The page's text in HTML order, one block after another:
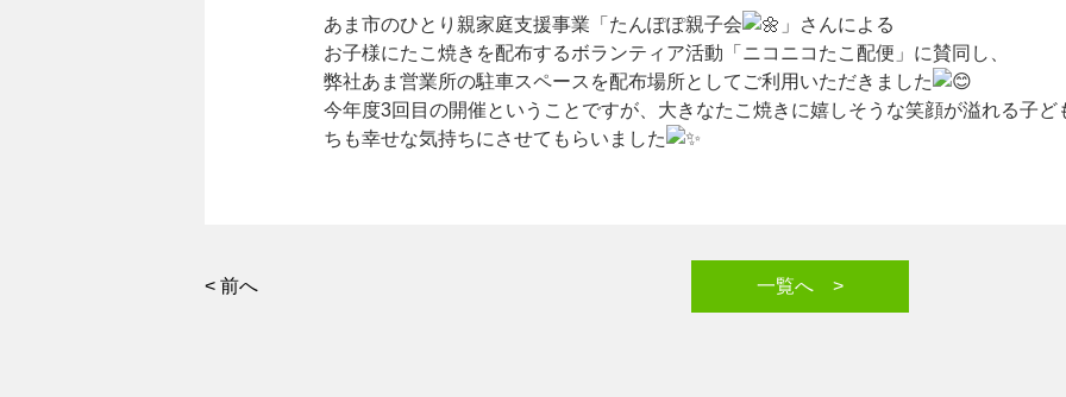
あま市のひとり親家庭支援事業「たんぽぽ親子会
」さんによる
お子様にたこ焼きを配布するボランティア活動「ニコニコたこ配便」に賛同し、
弊社あま営業所の駐車スペースを配布場所としてご利用いただきました
今年度3回目の開催ということですが、大きなたこ焼きに嬉しそうな笑顔が溢れる子ど
ちも幸せな気持ちにさせてもらいました
< 前へ 一覧へ >